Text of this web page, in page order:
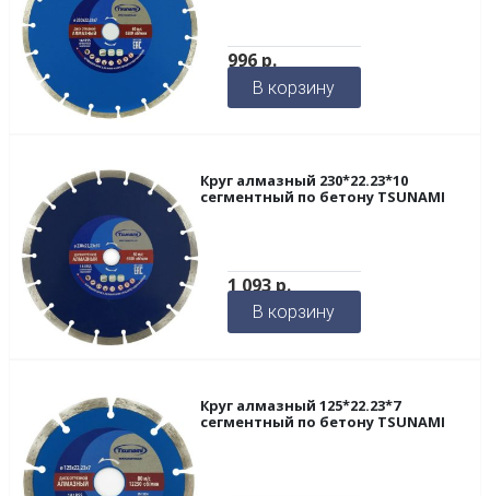
996р.
В корзину
Круг алмазный 230*22.23*10
сегментный по бетону TSUNAMI
1 093р.
В корзину
Круг алмазный 125*22.23*7
сегментный по бетону TSUNAMI